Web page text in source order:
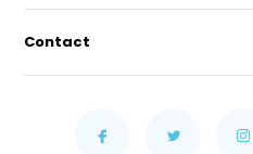
Contact